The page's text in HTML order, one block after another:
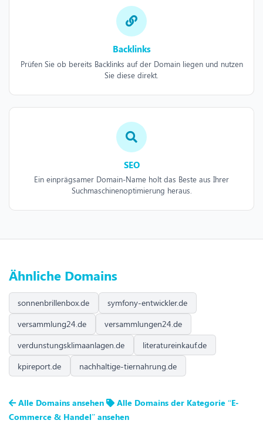
Backlinks
Prüfen Sie ob bereits Backlinks auf der Domain liegen und nutzen
Sie diese direkt.
SEO
Ein einprägsamer Domain-Name holt das Beste aus Ihrer
Suchmaschinenoptimierung heraus.
Ähnliche Domains
sonnenbrillenbox.de
symfony-entwickler.de
versammlung24.de
versammlungen24.de
verdunstungsklimaanlagen.de
literatureinkauf.de
kpireport.de
nachhaltige-tiernahrung.de
Alle Domains ansehen
Alle Domains der Kategorie “E-
Commerce & Handel” ansehen